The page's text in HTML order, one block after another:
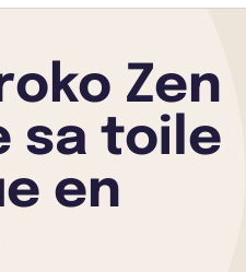
Zen
sa toile
en